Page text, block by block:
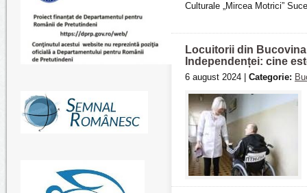
Culturale „Mircea Motrici”
Locuitorii din
Independenței: cine
6 august 2024 | Categorie: